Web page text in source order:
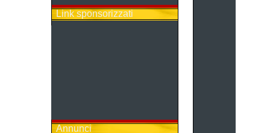
Link sponsorizzati
Annunci